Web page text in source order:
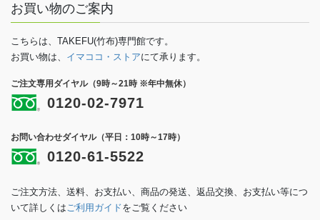
お買い物のご案内
こちらは、TAKEFU(竹布)専門館です。
お買い物は、 イマココ・ストアにて承ります。
ご注文専用ダイヤル（9時～21時 ※年中無休）
0120-02-7971
お問い合わせダイヤル（平日：10時～17時）
0120-61-5522
ご注文方法、送料、お支払い、商品の発送、返品交換、お支払い等につ
いて詳しくは ご利用ガイドをご覧ください